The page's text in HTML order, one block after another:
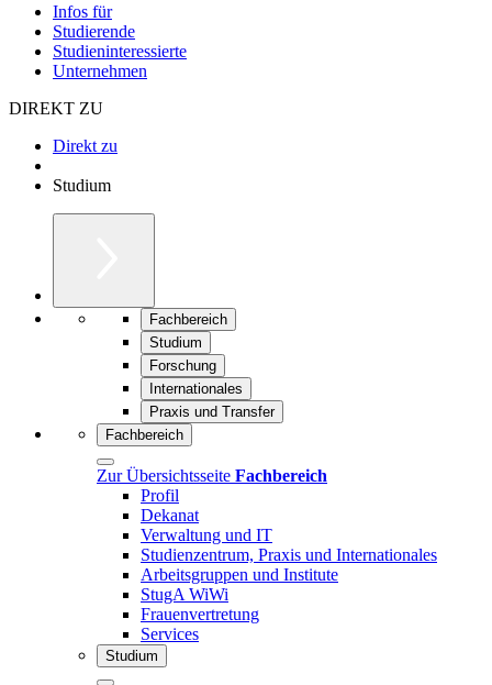
Infos für
Studierende
Studieninteressierte
Unternehmen
DIREKT ZU
Direkt zu
Studium
Fachbereich
Studium
Forschung
Internationales
Praxis und Transfer
Fachbereich
Zur Übersichtsseite Fachbereich
Profil
Dekanat
Verwaltung und IT
Studienzentrum, Praxis und Internationales
Arbeitsgruppen und Institute
StugA WiWi
Frauenvertretung
Services
Studium